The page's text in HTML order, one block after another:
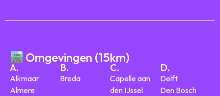
Omgevingen (15km)
A.
Alkmaar
Almere
B.
Breda
C.
Capelle aan
den IJssel
D.
Delft
Den Bosch